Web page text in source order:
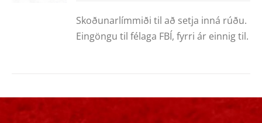
Skoðunarlímmiði til að setja inná rúðu.
Eingöngu til félaga FBÍ, fyrri ár einnig til.